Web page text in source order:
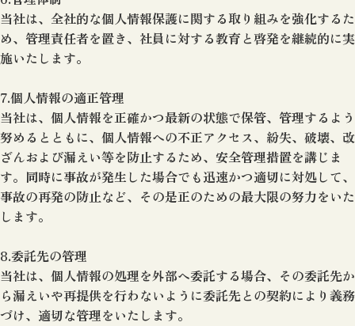
当社は、全社的な個人情報保護に関する取り組みを強化するた
め、管理責任者を置き、社員に対する教育と啓発を継続的に実
施いたします。
7.個人情報の適正管理
当社は、個人情報を正確かつ最新の状態で保管、管理するよう
努めるとともに、個人情報への不正アクセス、紛失、破壊、改
ざんおよび漏えい等を防止するため、安全管理措置を講じま
す。同時に事故が発生した場合でも迅速かつ適切に対処して、
事故の再発の防止など、その是正のための最大限の努力をいた
します。
8.委託先の管理
当社は、個人情報の処理を外部へ委託する場合、その委託先か
ら漏えいや再提供を行わないように委託先との契約により義務
づけ、適切な管理をいたします。